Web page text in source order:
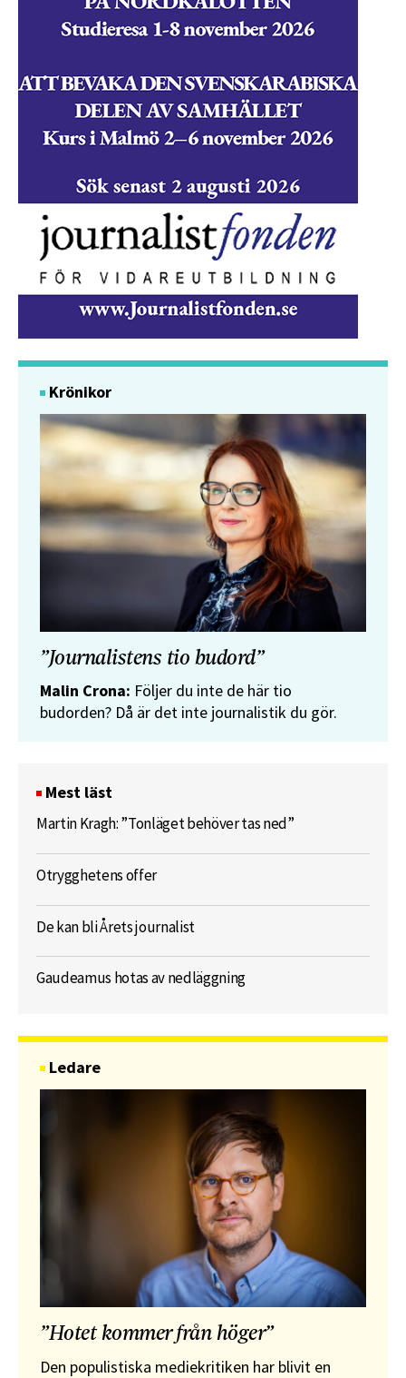
Krönikor
”Journalistens tio budord”
Malin Crona: Följer du inte de här tio
budorden? Då är det inte journalistik du gör.
Mest läst
Martin Kragh: ”Tonläget behöver tas ned”
Otrygghetens offer
De kan bli Årets journalist
Gaudeamus hotas av nedläggning
Ledare
”Hotet kommer från höger”
Den populistiska mediekritiken har blivit en